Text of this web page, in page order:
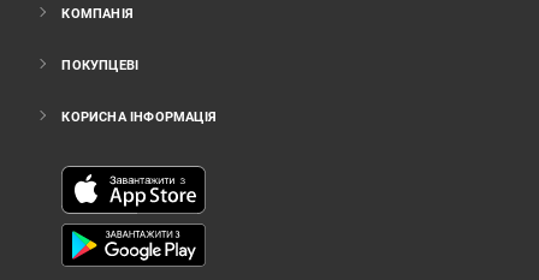
КОМПАНІЯ
ПОКУПЦЕВІ
КОРИСНА ІНФОРМАЦІЯ